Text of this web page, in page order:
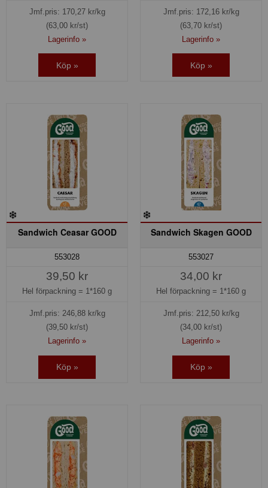
Jmf.pris: 170,27kr/kg
(63,00 kr/st)
Lagerinfo »
Köp »
Jmf.pris: 172,16kr/kg
(63,70 kr/st)
Lagerinfo »
Köp »
Sandwich Ceasar GOOD
553028
39,50 kr
Hel förpackning = 1*160 g
Jmf.pris: 246,88kr/kg
(39,50 kr/st)
Lagerinfo »
Köp »
Sandwich Skagen GOOD
553027
34,00 kr
Hel förpackning = 1*160 g
Jmf.pris: 212,50kr/kg
(34,00 kr/st)
Lagerinfo »
Köp »